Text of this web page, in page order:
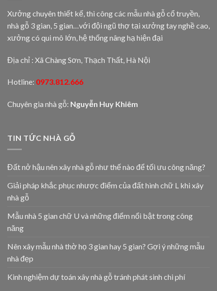
Xưởng chuyên thiết kế, thi công các mẫu nhà gỗ cổ truyền,
nhà gỗ 3 gian, 5 gian…với đội ngũ thợ tại xưởng tay nghề cao,
xưởng có qui mô lớn, hệ thống nâng hạ hiện đại
Địa chỉ : Xã Chàng Sơn, Thạch Thất, Hà Nội
Hotline: 0973.812.666
Chuyên gia nhà gỗ: Nguyễn Huy Khiêm
TIN TỨC NHÀ GỖ
Đất nở hậu nên xây nhà gỗ như thế nào để tối ưu công năng?
Giải pháp khắc phục nhược điểm của đất hình chữ L khi xây
nhà gỗ
Mẫu nhà 5 gian chữ U và những điểm nổi bật trong công
năng
Nên xây mẫu nhà thờ họ 3 gian hay 5 gian? Gợi ý những mẫu
nhà đẹp
Kinh nghiệm dự toán xây nhà gỗ tránh phát sinh chi phí